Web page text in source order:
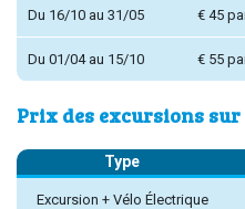
Du 16/10 au 31/05 € 45
Du 01/04 au 15/10 € 55
Prix des excursions
Type
Excursion + Vélo Électrique